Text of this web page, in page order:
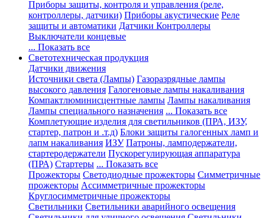
Приборы защиты, контроля и управления (реле,
контроллеры, датчики) Приборы акустические Реле
защиты и автоматики Датчики Контроллеры
Выключатели концевые
... Показать все
Светотехническая продукция
Датчики движения
Источники света (Лампы) Газоразрядные лампы
высокого давления Галогеновые лампы накаливания
Компактлюминисцентные лампы Лампы накаливания
Лампы специального назначения ... Показать все
Комплетующие изделия для светильников (ПРА, ИЗУ,
стартер, патрон и .т.д) Блоки защиты галогенных ламп и
лапм накаливания ИЗУ Патроны, ламподержатели,
стартеродержатели Пускорегулирующая аппаратура
(ПРА) Стартеры ... Показать все
Прожекторы Светодиодные прожекторы Симметричные
прожекторы Ассимметричные прожекторы
Круглосимметричные прожекторы
Светильники Светильники аварийного освещения